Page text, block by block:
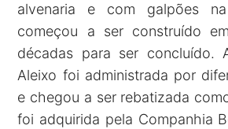
alvenaria e com galpões
começou a ser construído
décadas para ser concluído.
Aleixo foi administrada por
e chegou a ser rebatizada
foi adquirida pela Companhia